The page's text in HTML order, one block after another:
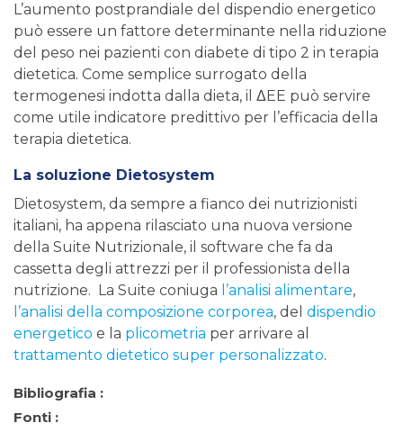
L’aumento postprandiale del dispendio energetico
può essere un fattore determinante nella riduzione
del peso nei pazienti con diabete di tipo 2 in terapia
dietetica. Come semplice surrogato della
termogenesi indotta dalla dieta, il ΔEE può servire
come utile indicatore predittivo per l’efficacia della
terapia dietetica.
La soluzione Dietosystem
Dietosystem, da sempre a fianco dei nutrizionisti
italiani, ha appena rilasciato una nuova versione
della Suite Nutrizionale, il software che fa da
cassetta degli attrezzi per il professionista della
nutrizione. La Suite coniuga l’analisi alimentare,
l’analisi della composizione corporea, del dispendio
energetico e la plicometria per arrivare al
trattamento dietetico super personalizzato.
Bibliografia :
Fonti :